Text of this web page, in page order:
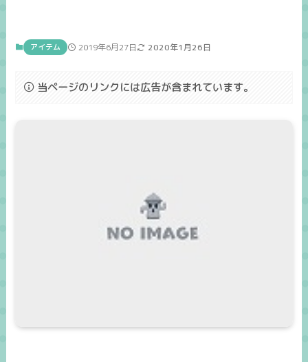
アイテム 2019年6月27日 2020年1月26日
当ページのリンクには広告が含まれています。